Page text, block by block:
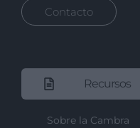
Contacto
Recursos
Sobre la Cambra